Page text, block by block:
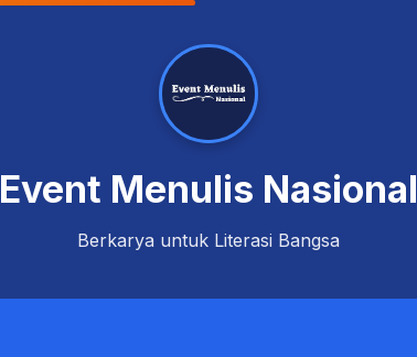
Event Menulis Nasional
Berkarya untuk Literasi Bangsa